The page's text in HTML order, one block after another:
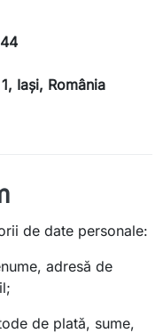
Iași, România
de date personale:
adresă de
de plată, sume,